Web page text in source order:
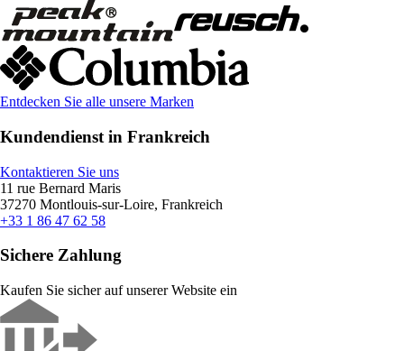
Entdecken Sie alle unsere Marken
Kundendienst in Frankreich
Kontaktieren Sie uns
11 rue Bernard Maris
37270 Montlouis-sur-Loire, Frankreich
+33 1 86 47 62 58
Sichere Zahlung
Kaufen Sie sicher auf unserer Website ein